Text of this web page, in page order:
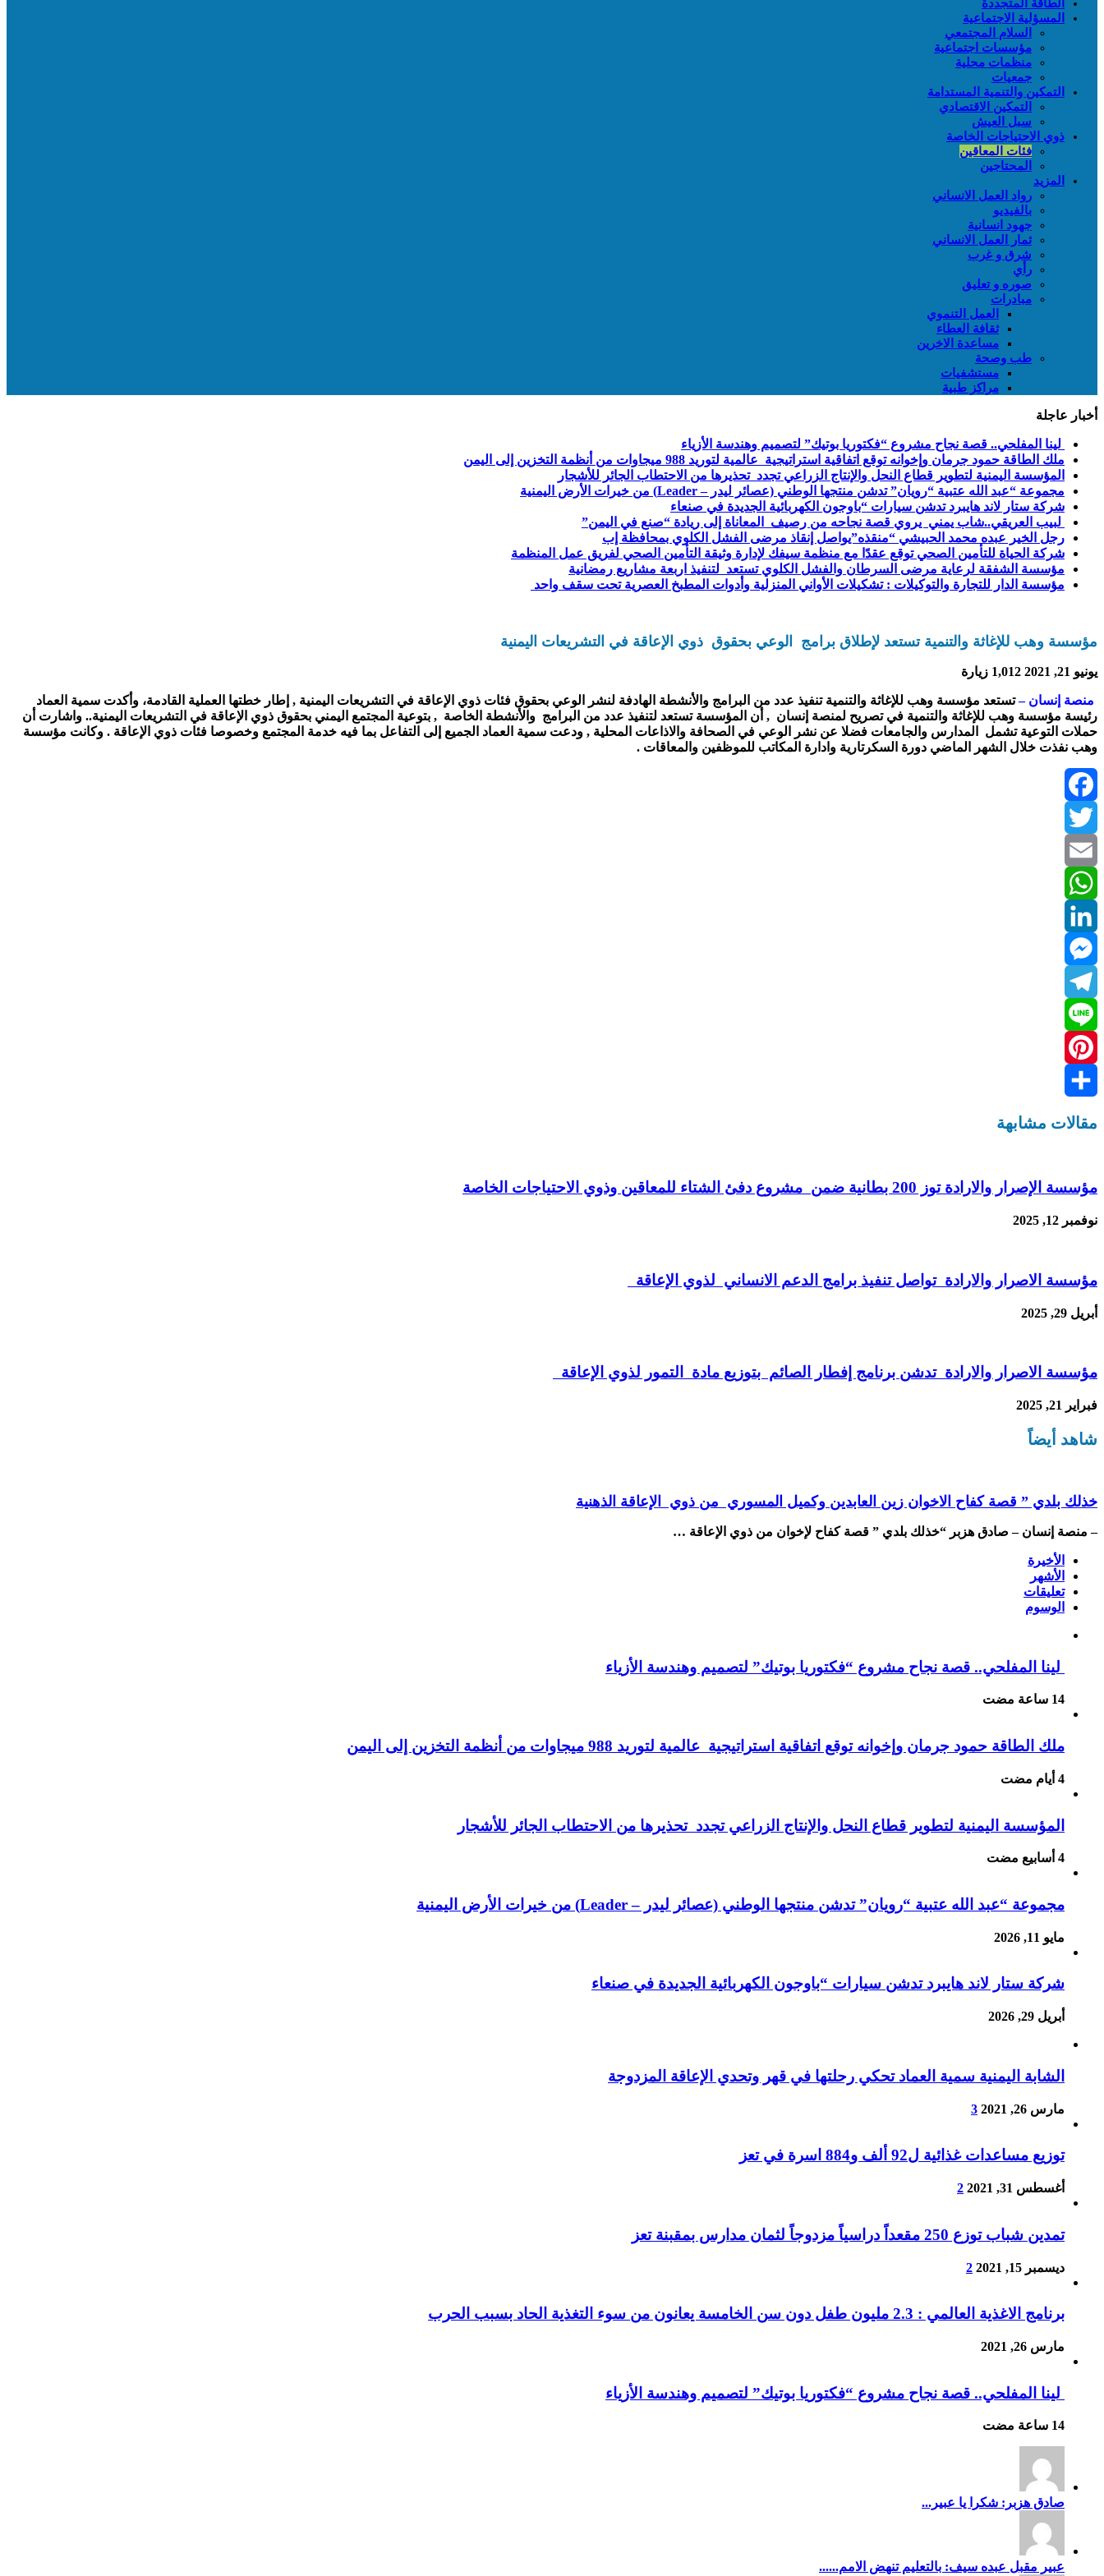
الطاقة المتجددة
المسؤلية الاجتماعية
السلام المجتمعي
مؤسسات اجتماعية
منظمات محلية
جمعيات
التمكين والتنمية المستدامة
التمكين الاقتصادي
سبل العيش
ذوي الاحتياجات الخاصة
فئات المعاقين
المحتاجين
المزيد
رواد العمل الانساني
بالفيديو
جهود انسانية
ثمار العمل الانساني
شرق و غرب
رأي
صوره و تعليق
مبادرات
العمل التنموي
ثقافة العطاء
مساعدة الاخرين
طب وصحة
مستشفيات
مراكز طبية
أخبار عاجلة
لينا المفلحي.. قصة نجاح مشروع “فكتوريا بوتيك” لتصميم وهندسة الأزياء
ملك الطاقة حمود جرمان وإخوانه توقع اتفاقية استراتيجية عالمية لتوريد 988 ميجاوات من أنظمة التخزين إلى اليمن
المؤسسة اليمنية لتطوير قطاع النحل والإنتاج الزراعي تجدد تحذيرها من الاحتطاب الجائر للأشجار
مجموعة “عبد الله عتبية “رويان” تدشن منتجها الوطني (عصائر ليدر – Leader) من خيرات الأرض اليمنية
شركة ستار لاند هايبرد تدشن سيارات “باوجون الكهربائية الجديدة في صنعاء
لبيب العريقي..شاب يمني يروي قصة نجاحه من رصيف المعاناة إلى ريادة “صنع في اليمن”
رجل الخير عبده محمد الحبيشي “منقذه”يواصل إنقاذ مرضى الفشل الكلوي بمحافظة إب
شركة الحياة للتأمين الصحي توقع عقدًا مع منظمة سيفك لإدارة وثيقة التأمين الصحي لفريق عمل المنظمة
مؤسسة الشفقة لرعاية مرضى السرطان والفشل الكلوي تستعد لتنفيذ اربعة مشاريع رمضانية
مؤسسة الدار للتجارة والتوكيلات : تشكيلات الأواني المنزلية وأدوات المطبخ العصرية تحت سقف واحد
مؤسسة وهب للإغاثة والتنمية تستعد لإطلاق برامج الوعي بحقوق ذوي الإعاقة في التشريعات اليمنية
يونيو 21, 2021 1,012 زيارة
منصة إنسان –تستعد مؤسسة وهب للإغاثة والتنمية تنفيذ عدد من البرامج والأنشطة الهادفة لنشر الوعي بحقوق فئات ذوي الإعاقة في التشريعات اليمنية , إطار خطتها العملية القادمة، وأكدت سمية العماد
رئيسة مؤسسة وهب للإغاثة والتنمية في تصريح لمنصة إنسان , أن المؤسسة تستعد لتنفيذ عدد من البرامج والأنشطة الخاصة , بتوعية المجتمع اليمني بحقوق ذوي الإعاقة في التشريعات اليمنية.. واشارت أن
حملات التوعية تشمل المدارس والجامعات فضلا عن نشر الوعي في الصحافة والاذاعات المحلية , ودعت سمية العماد الجميع إلى التفاعل بما فيه خدمة المجتمع وخصوصا فئات ذوي الإعاقة . وكانت مؤسسة
وهب نفذت خلال الشهر الماضي دورة السكرتارية وادارة المكاتب للموظفين والمعاقات .
Facebook
Twitter
Email
WhatsApp
LinkedIn
Messenger
Telegram
Line
Pinterest
نشر
مقالات مشابهة
مؤسسة الإصرار والارادة توز 200 بطانية ضمن مشروع دفئ الشتاء للمعاقين وذوي الاحتياجات الخاصة
نوفمبر 12, 2025
مؤسسة الاصرار والارادة تواصل تنفيذ برامج الدعم الانساني لذوي الإعاقة
أبريل 29, 2025
مؤسسة الاصرار والارادة تدشن برنامج إفطار الصائم بتوزيع مادة التمور لذوي الإعاقة
فبراير 21, 2025
شاهد أيضاً
خذلك بلدي ” قصة كفاح الاخوان زين العابدين وكميل المسوري من ذوي الإعاقة الذهنية
– منصة إنسان – صادق هزبر “خذلك بلدي ” قصة كفاح لإخوان من ذوي الإعاقة …
الأخيرة
الأشهر
تعليقات
الوسوم
لينا المفلحي.. قصة نجاح مشروع “فكتوريا بوتيك” لتصميم وهندسة الأزياء
ملك الطاقة حمود جرمان وإخوانه توقع اتفاقية استراتيجية عالمية لتوريد 988 ميجاوات من أنظمة التخزين إلى اليمن
المؤسسة اليمنية لتطوير قطاع النحل والإنتاج الزراعي تجدد تحذيرها من الاحتطاب الجائر للأشجار
مجموعة “عبد الله عتبية “رويان” تدشن منتجها الوطني (عصائر ليدر – Leader) من خيرات الأرض اليمنية
مايو 11, 2026
شركة ستار لاند هايبرد تدشن سيارات “باوجون الكهربائية الجديدة في صنعاء
أبريل 29, 2026
الشابة اليمنية سمية العماد تحكي رحلتها في قهر وتحدي الإعاقة المزدوجة
مارس 26, 2021 3
توزيع مساعدات غذائية ل92 ألف و884 اسرة في تعز
أغسطس 31, 2021 2
تمدين شباب توزع 250 مقعداً دراسياً مزدوجاً لثمان مدارس بمقبنة تعز
ديسمبر 15, 2021 2
برنامج الاغذية العالمي : 2.3 مليون طفل دون سن الخامسة يعانون من سوء التغذية الحاد بسبب الحرب
مارس 26, 2021
لينا المفلحي.. قصة نجاح مشروع “فكتوريا بوتيك” لتصميم وهندسة الأزياء
صادق هزبر: شكرا يا عبير...
عبير مقبل عبده سيف: بالتعليم تنهض الامم......